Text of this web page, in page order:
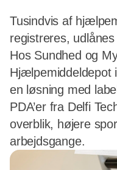
Tusindvis af
registreres,
Hos Sundhed og
Hjælpemiddeldepot
en løsning med
PDA’er fra Delfi
overblik, højere
arbejdsgange.